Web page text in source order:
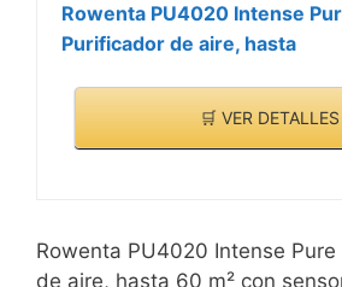
Rowenta PU4020 Intense
Purificador de aire, hasta
🛒 VER DETALLES
Rowenta PU4020 Intense
de aire, hasta 60 m² con